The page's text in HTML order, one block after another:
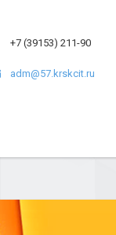
+7 (39153) 211-90
adm@57.krskcit.ru